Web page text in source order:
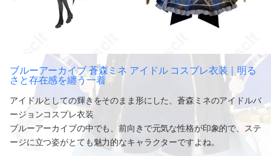
ブルーアーカイブ 蒼森ミネ アイドル コスプレ衣装｜明る
さと存在感を纏う一着
アイドルとしての輝きをそのまま形にした、蒼森ミネのアイドルバ
ージョンコスプレ衣装
ブルーアーカイブの中でも、前向きで元気な性格が印象的で、ステ
ージに立つ姿がとても魅力的なキャラクターですよね。